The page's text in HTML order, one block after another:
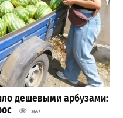
дешевыми арбузами:
3657